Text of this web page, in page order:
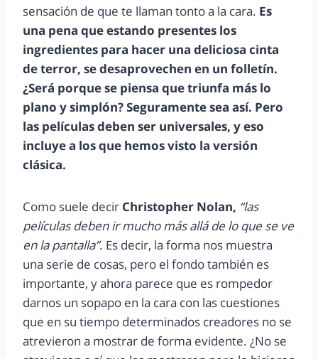
sensación de que te llaman tonto a la cara. Es
una pena que estando presentes los
ingredientes para hacer una deliciosa cinta
de terror, se desaprovechen en un folletín.
¿Será porque se piensa que triunfa más lo
plano y simplón? Seguramente sea así. Pero
las películas deben ser universales, y eso
incluye a los que hemos visto la versión
clásica.
Como suele decir Christopher Nolan, “las
películas deben ir mucho más allá de lo que se ve
en la pantalla”. Es decir, la forma nos muestra
una serie de cosas, pero el fondo también es
importante, y ahora parece que es rompedor
darnos un sopapo en la cara con las cuestiones
que en su tiempo determinados creadores no se
atrevieron a mostrar de forma evidente. ¿No se